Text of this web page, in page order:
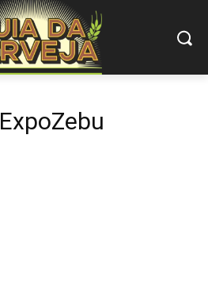
ExpoZebu